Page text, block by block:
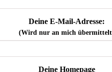
Deine E-Mail-Adresse:
(Wird nur an mich
Deine Homepage